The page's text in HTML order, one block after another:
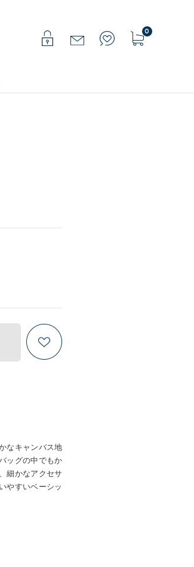
0
なキャンバス地
ッグの中でもか
細かなアクセサ
やすいベーシッ